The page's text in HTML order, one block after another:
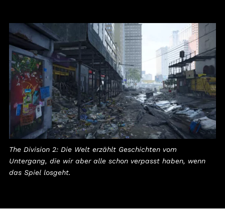
The Division 2: Die Welt erzählt Geschichten vom
Untergang, die wir aber alle schon verpasst haben, wenn
das Spiel losgeht.